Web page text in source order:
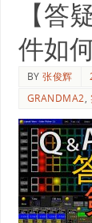
【答
件如
BY张俊辉
GRANDMA2,